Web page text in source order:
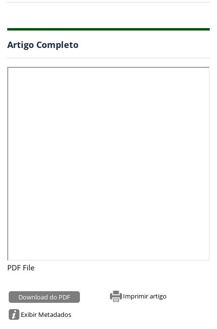
Artigo Completo
PDF File
Download do PDF Imprimir artigo
Exibir Metadados